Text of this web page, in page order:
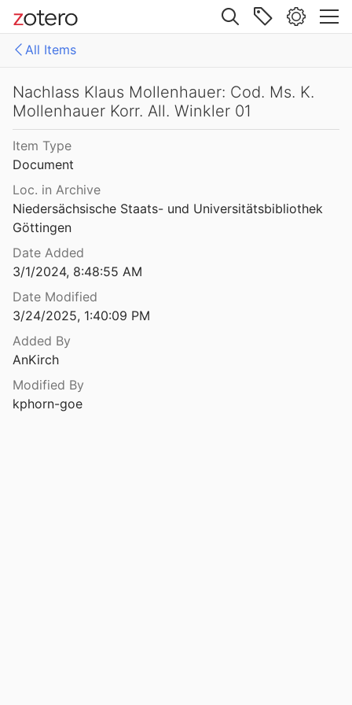
Site navigation
All Items
Gesamtausgabe (KMG)
All Items
1: Klaus Mollenhauer: Werke
3: Archivdokumente
Nachlass Klaus Mollenhauer: Cod. Ms. K.
Mollenhauer Korr. All. Winkler 01
Item Type
Document
Loc. in Archive
Niedersächsische Staats- und Universitätsbibliothek
Göttingen
Date Added
3/1/2024, 8:48:55 AM
Date Modified
3/24/2025, 1:40:09 PM
Added By
AnKirch
Modified By
kphorn-goe